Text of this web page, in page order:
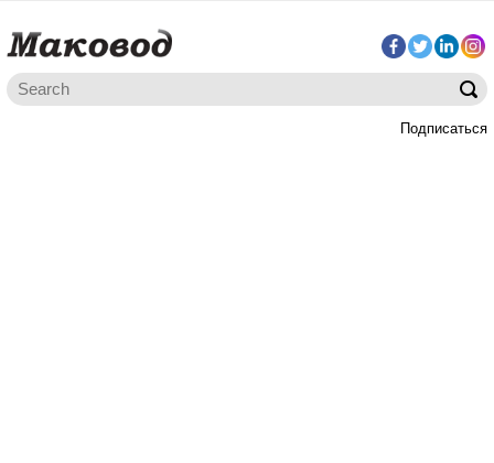
Подписаться